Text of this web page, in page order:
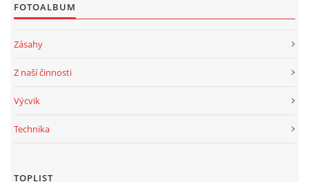
FOTOALBUM
Zásahy
Z naší činnosti
Výcvik
Technika
TOPLIST